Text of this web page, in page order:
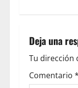
Deja una
Tu dirección
Comentario *